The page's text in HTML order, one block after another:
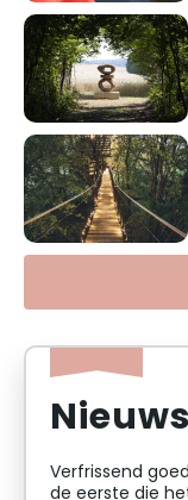
Verfrissend